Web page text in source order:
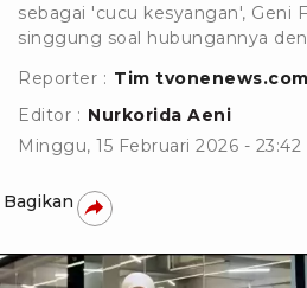
sebagai 'cucu kesyangan', Geni
singgung soal hubungannya
Reporter : Tim tvonenews.com
Editor : Nurkorida Aeni
Minggu, 15 Februari 2026 -
Bagikan